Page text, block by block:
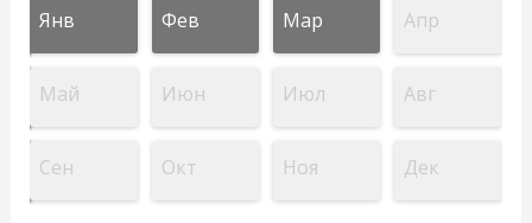
Янв Фев Мар Апр
Май Июн Июл Авг
Сен Окт Ноя Дек